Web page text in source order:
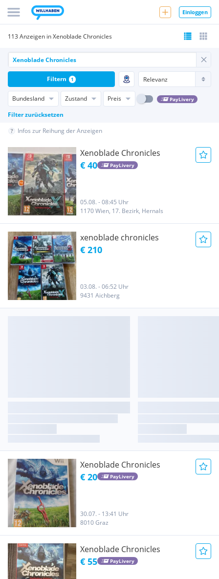
Einloggen
113 Anzeigen in Xenoblade Chronicles
Bundesland Zustand Preis PayLivery
Filter zurücksetzen
Filtern 1
Infos zur Reihung der Anzeigen
Xenoblade Chronicles
€ 40 PayLivery
05.08. - 08:45 Uhr
1170 Wien, 17. Bezirk, Hernals
xenoblade chronicles
€ 210
03.08. - 06:52 Uhr
9431 Aichberg
Xenoblade Chronicles
€ 20 PayLivery
30.07. - 13:41 Uhr
8010 Graz
Xenoblade Chronicles
€ 55 PayLivery